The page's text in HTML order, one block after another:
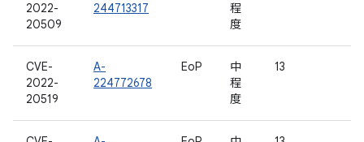
2022-
20509
244713317
程
度
CVE-
2022-
20519
A-
224772678
EoP
中
程
度
13